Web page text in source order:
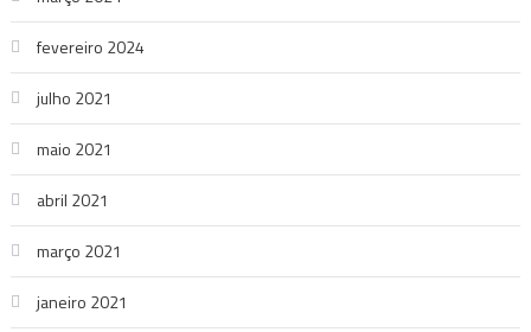
fevereiro 2024
julho 2021
maio 2021
abril 2021
março 2021
janeiro 2021